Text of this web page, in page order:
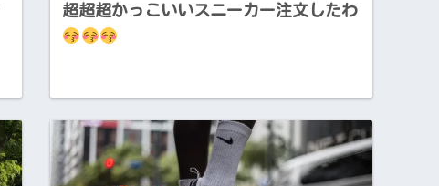
超超超かっこいいスニーカー注文したわ